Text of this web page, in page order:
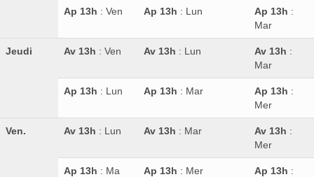
Ap 13h : Ven Ap 13h : Lun Ap 13h :
Mar
Jeudi Av 13h : Ven Av 13h : Lun Av 13h :
Mar
Ap 13h : Lun Ap 13h : Mar Ap 13h :
Mer
Ven. Av 13h : Lun Av 13h : Mar Av 13h :
Mer
Ap 13h : Ma Ap 13h : Mer Ap 13h :